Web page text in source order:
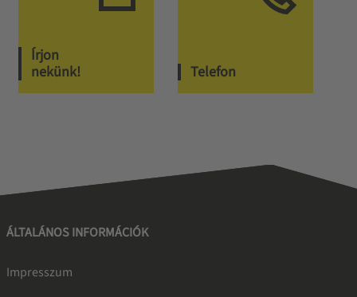
Írjon
nekünk!
Telefon
ÁLTALÁNOS INFORMÁCIÓK
Impresszum